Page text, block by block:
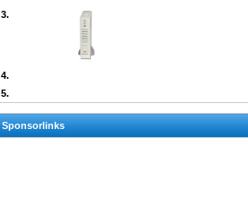
3.
4.
5.
Sponsorlinks